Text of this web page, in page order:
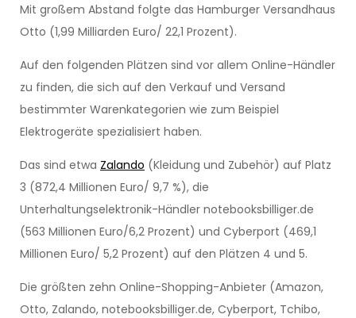
Mit großem Abstand folgte das Hamburger Versandhaus
Otto (1,99 Milliarden Euro/ 22,1 Prozent).
Auf den folgenden Plätzen sind vor allem Online-Händler
zu finden, die sich auf den Verkauf und Versand
bestimmter Warenkategorien wie zum Beispiel
Elektrogeräte spezialisiert haben.
Das sind etwa Zalando (Kleidung und Zubehör) auf Platz
3 (872,4 Millionen Euro/ 9,7 %), die
Unterhaltungselektronik-Händler notebooksbilliger.de
(563 Millionen Euro/6,2 Prozent) und Cyberport (469,1
Millionen Euro/ 5,2 Prozent) auf den Plätzen 4 und 5.
Die größten zehn Online-Shopping-Anbieter (Amazon,
Otto, Zalando, notebooksbilliger.de, Cyberport, Tchibo,